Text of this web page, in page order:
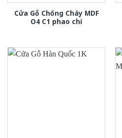
Cửa Gỗ Chống Cháy MDF
O4 C1 phao chi